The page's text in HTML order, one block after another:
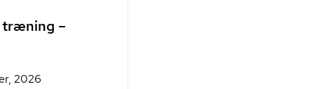
–
2026